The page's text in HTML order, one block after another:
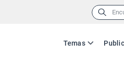
Buscar:
Temas